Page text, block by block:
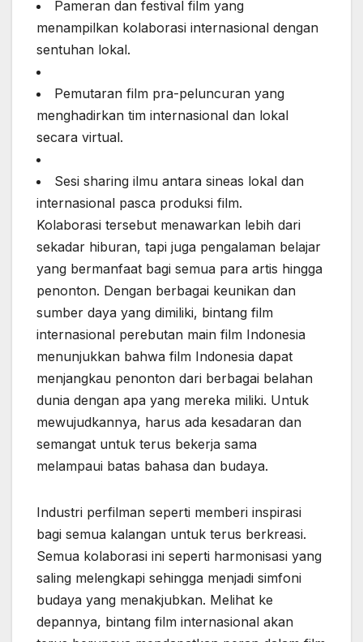
Pameran dan festival film yang
menampilkan kolaborasi internasional dengan
sentuhan lokal.
Pemutaran film pra-peluncuran yang
menghadirkan tim internasional dan lokal
secara virtual.
Sesi sharing ilmu antara sineas lokal dan
internasional pasca produksi film.
Kolaborasi tersebut menawarkan lebih dari
sekadar hiburan, tapi juga pengalaman belajar
yang bermanfaat bagi semua para artis hingga
penonton. Dengan berbagai keunikan dan
sumber daya yang dimiliki, bintang film
internasional perebutan main film Indonesia
menunjukkan bahwa film Indonesia dapat
menjangkau penonton dari berbagai belahan
dunia dengan apa yang mereka miliki. Untuk
mewujudkannya, harus ada kesadaran dan
semangat untuk terus bekerja sama
melampaui batas bahasa dan budaya.
Industri perfilman seperti memberi inspirasi
bagi semua kalangan untuk terus berkreasi.
Semua kolaborasi ini seperti harmonisasi yang
saling melengkapi sehingga menjadi simfoni
budaya yang menakjubkan. Melihat ke
depannya, bintang film internasional akan